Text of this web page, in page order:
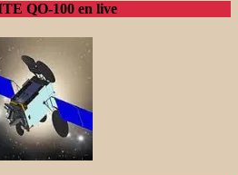
QO-100 en live